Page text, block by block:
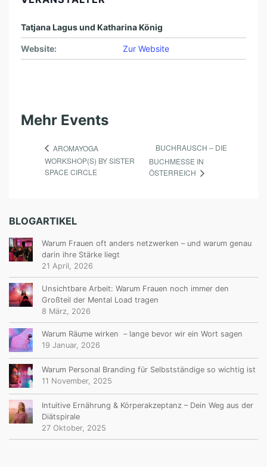
Tatjana Lagus und Katharina König
Website: Zur Website
Mehr Events
AROMAYOGA
WORKSHOP(S) BY SISTER
SPACE CIRCLE
BUCHRAUSCH – DIE
BUCHMESSE IN
ÖSTERREICH
BLOGARTIKEL
Warum Frauen oft anders netzwerken – und warum genau
darin ihre Stärke liegt
21 April, 2026
Unsichtbare Arbeit: Warum Frauen noch immer den
Großteil der Mental Load tragen
8 März, 2026
Warum Räume wirken – lange bevor wir ein Wort sagen
19 Januar, 2026
Warum Personal Branding für Selbstständige so wichtig ist
11 November, 2025
Intuitive Ernährung & Körperakzeptanz – Dein Weg aus der
Diätspirale
27 Oktober, 2025